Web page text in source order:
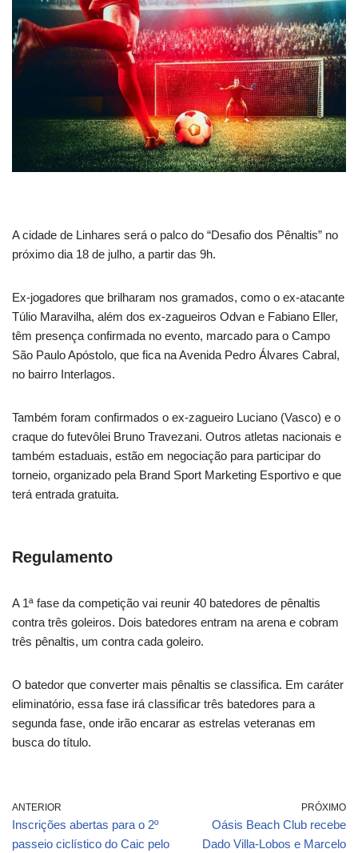
A cidade de Linhares será o palco do “Desafio dos Pênaltis” no
próximo dia 18 de julho, a partir das 9h.
Ex-jogadores que brilharam nos gramados, como o ex-atacante
Túlio Maravilha, além dos ex-zagueiros Odvan e Fabiano Eller,
têm presença confirmada no evento, marcado para o Campo
São Paulo Apóstolo, que fica na Avenida Pedro Álvares Cabral,
no bairro Interlagos.
Também foram confirmados o ex-zagueiro Luciano (Vasco) e o
craque do futevôlei Bruno Travezani. Outros atletas nacionais e
também estaduais, estão em negociação para participar do
torneio, organizado pela Brand Sport Marketing Esportivo e que
terá entrada gratuita.
Regulamento
A 1ª fase da competição vai reunir 40 batedores de pênaltis
contra três goleiros. Dois batedores entram na arena e cobram
três pênaltis, um contra cada goleiro.
O batedor que converter mais pênaltis se classifica. Em caráter
eliminatório, essa fase irá classificar três batedores para a
segunda fase, onde irão encarar as estrelas veteranas em
busca do título.
ANTERIOR
Inscrições abertas para o 2º
passeio ciclístico do Caic pelo
PRÓXIMO
Oásis Beach Club recebe
Dado Villa-Lobos e Marcelo